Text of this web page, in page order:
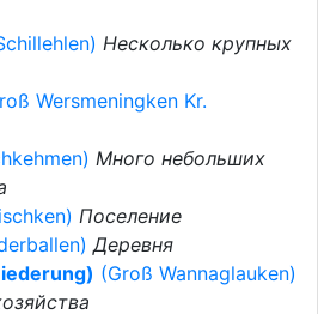
Несколько крупных
Wersmeningken Kr.
Много небольших
Поселение
Деревня
(Groß Wannaglauken)